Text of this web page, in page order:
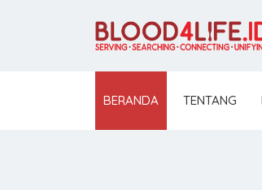
BERANDA TENTANG